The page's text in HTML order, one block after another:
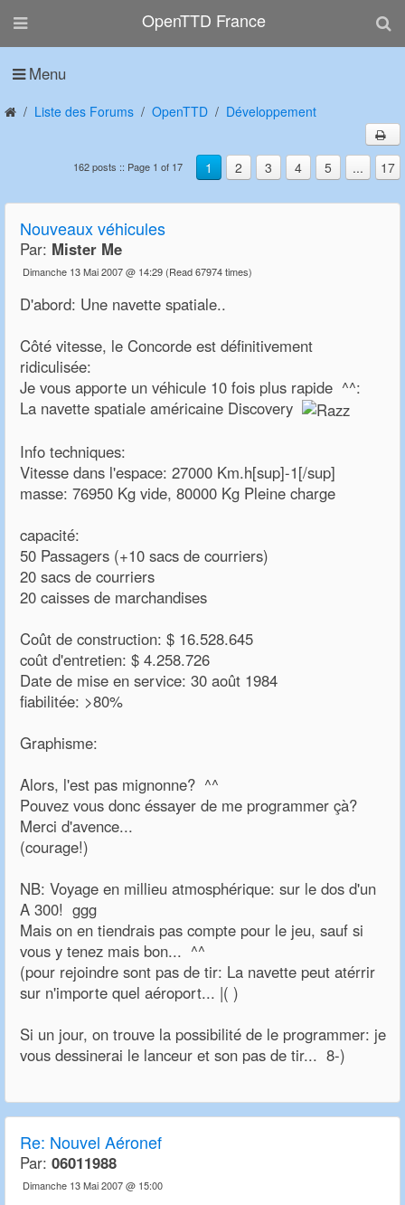
OpenTTD France
Menu
Liste des Forums OpenTTD Développement
1 2 3 4 5 ... 17
162 posts :: Page 1 of 17
Nouveaux véhicules
Par: Mister Me
Dimanche 13 Mai 2007 @ 14:29 (Read 67974 times)
D'abord: Une navette spatiale..
Côté vitesse, le Concorde est définitivement
ridiculisée:
Je vous apporte un véhicule 10 fois plus rapide ^^:
La navette spatiale américaine Discovery
Info techniques:
Vitesse dans l'espace: 27000 Km.h[sup]-1[/sup]
masse: 76950 Kg vide, 80000 Kg Pleine charge
capacité:
50 Passagers (+10 sacs de courriers)
20 sacs de courriers
20 caisses de marchandises
Coût de construction: $ 16.528.645
coût d'entretien: $ 4.258.726
Date de mise en service: 30 août 1984
fiabilitée: >80%
Graphisme:
Alors, l'est pas mignonne? ^^
Pouvez vous donc éssayer de me programmer çà?
Merci d'avence...
(courage!)
NB: Voyage en millieu atmosphérique: sur le dos d'un
A 300! ggg
Mais on en tiendrais pas compte pour le jeu, sauf si
vous y tenez mais bon... ^^
(pour rejoindre sont pas de tir: La navette peut atérrir
sur n'importe quel aéroport... |( )
Si un jour, on trouve la possibilité de le programmer: je
vous dessinerai le lanceur et son pas de tir... 8-)
Re: Nouvel Aéronef
Par: 06011988
Dimanche 13 Mai 2007 @ 15:00